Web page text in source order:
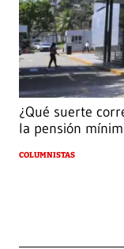
¿Qué suerte
la pensión
COLUMNISTAS